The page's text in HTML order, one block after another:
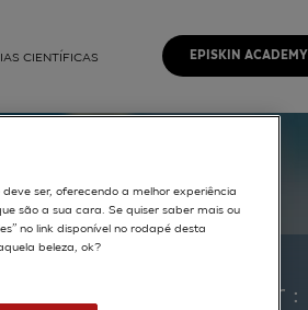
CIENTÍFICAS EPISKIN ACADEMY
Procurar por :
ser, oferecendo a melhor experiência
são a sua cara. Se quiser saber mais ou
no link disponível no rodapé desta
beleza, ok?